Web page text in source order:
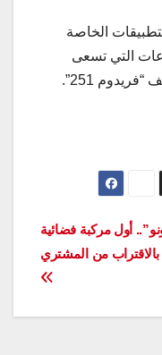
الخاصة
التي تسعى
251”.
أول مركبة فضائية
من المشتري